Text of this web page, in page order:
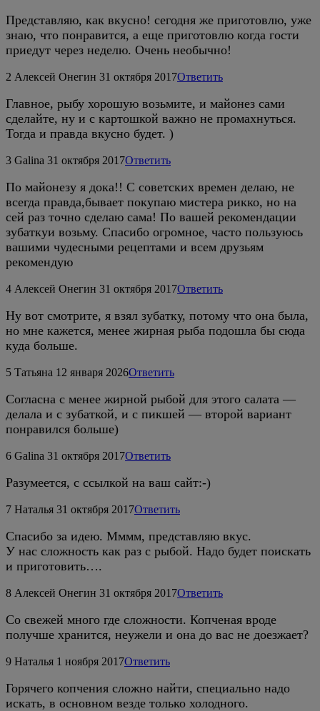
Представляю, как вкусно! сегодня же приготовлю, уже
знаю, что понравится, а еще приготовлю когда гости
приедут через неделю. Очень необычно!
2 Алексей Онегин 31 октября 2017Ответить
Главное, рыбу хорошую возьмите, и майонез сами
сделайте, ну и с картошкой важно не промахнуться.
Тогда и правда вкусно будет. )
3 Galina 31 октября 2017Ответить
По майонезу я дока!! С советских времен делаю, не
всегда правда,бывает покупаю мистера рикко, но на
сей раз точно сделаю сама! По вашей рекомендации
зубаткуи возьму. Спасибо огромное, часто пользуюсь
вашими чудесными рецептами и всем друзьям
рекомендую
4 Алексей Онегин 31 октября 2017Ответить
Ну вот смотрите, я взял зубатку, потому что она была,
но мне кажется, менее жирная рыба подошла бы сюда
куда больше.
5 Татьяна 12 января 2026Ответить
Согласна с менее жирной рыбой для этого салата —
делала и с зубаткой, и с пикшей — второй вариант
понравился больше)
6 Galina 31 октября 2017Ответить
Разумеется, с ссылкой на ваш сайт:-)
7 Наталья 31 октября 2017Ответить
Спасибо за идею. Мммм, представляю вкус.
У нас сложность как раз с рыбой. Надо будет поискать
и приготовить….
8 Алексей Онегин 31 октября 2017Ответить
Со свежей много где сложности. Копченая вроде
получше хранится, неужели и она до вас не доезжает?
9 Наталья 1 ноября 2017Ответить
Горячего копчения сложно найти, специально надо
искать, в основном везде только холодного.